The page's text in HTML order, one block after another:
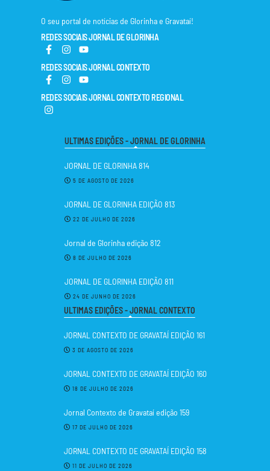
O seu portal de notícias de Glorinha e Gravataí!
REDES SOCIAIS JORNAL DE GLORINHA
REDES SOCIAIS JORNAL CONTEXTO
REDES SOCIAIS JORNAL CONTEXTO REGIONAL
ULTIMAS EDIÇÕES - JORNAL DE GLORINHA
JORNAL DE GLORINHA 814
5 DE AGOSTO DE 2026
JORNAL DE GLORINHA EDIÇÃO 813
22 DE JULHO DE 2026
Jornal de Glorinha edição 812
8 DE JULHO DE 2026
JORNAL DE GLORINHA EDIÇÃO 811
24 DE JUNHO DE 2026
ULTIMAS EDIÇÕES - JORNAL CONTEXTO
JORNAL CONTEXTO DE GRAVATAÍ EDIÇÃO 161
3 DE AGOSTO DE 2026
JORNAL CONTEXTO DE GRAVATAÍ EDIÇÃO 160
18 DE JULHO DE 2026
Jornal Contexto de Gravataí edição 159
17 DE JULHO DE 2026
JORNAL CONTEXTO DE GRAVATAÍ EDIÇÃO 158
11 DE JULHO DE 2026